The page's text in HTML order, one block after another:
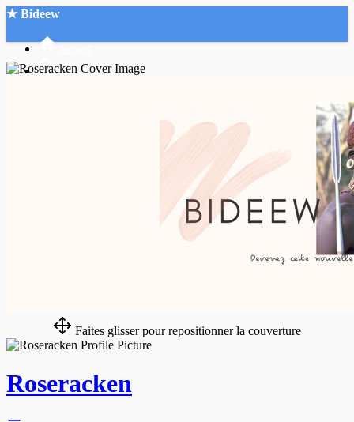
★ Bideew
Faites glisser pour repositionner la couverture
Roseracken